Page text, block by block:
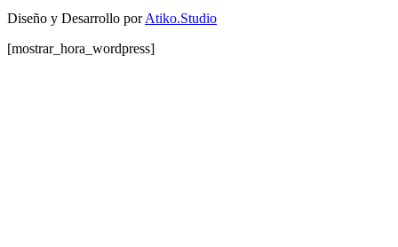
Diseño y Desarrollo porAtiko.Studio
[mostrar_hora_wordpress]